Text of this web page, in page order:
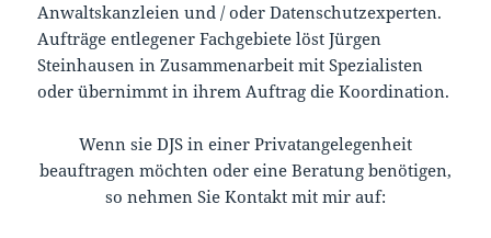
Anwaltskanzleien und / oder Datenschutzexperten.
Aufträge entlegener Fachgebiete löst Jürgen
Steinhausen in Zusammenarbeit mit Spezialisten
oder übernimmt in ihrem Auftrag die Koordination.
Wenn sie DJS in einer Privatangelegenheit
beauftragen möchten oder eine Beratung benötigen,
so nehmen Sie Kontakt mit mir auf: